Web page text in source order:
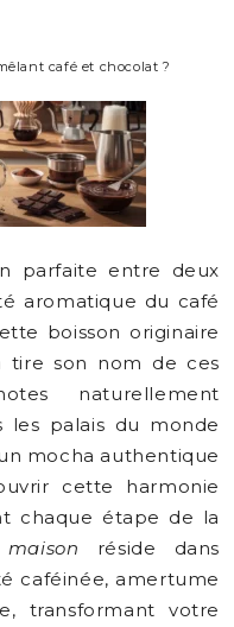
café et chocolat ?
parfaite entre deux
aromatique du café
boisson originaire
tire son nom de ces
naturellement
les palais du monde
mocha authentique
cette harmonie
chaque étape de la
réside dans
caféinée, amertume
transformant votre